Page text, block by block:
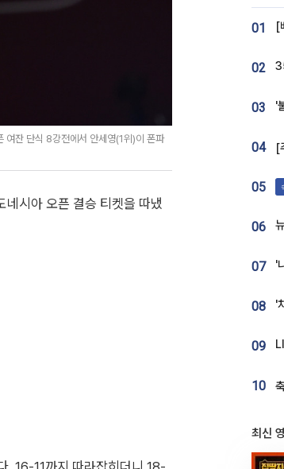
잔 단식 8강전에서 안세영(1위)이 폰파
시아 오픈 결승 티켓을 따냈
01
02
03
04
05
06
07
08
09
10
최신